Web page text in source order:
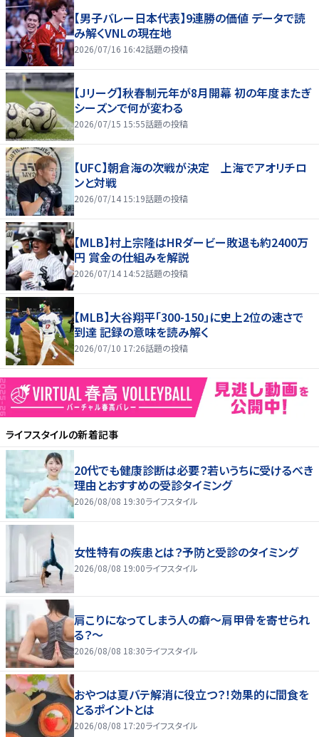
【男子バレー日本代表】9連勝の価値 データで読
み解くVNLの現在地
2026/07/16 16:42話題の投稿
【Jリーグ】秋春制元年が8月開幕 初の年度またぎ
シーズンで何が変わる
2026/07/15 15:55話題の投稿
【UFC】朝倉海の次戦が決定 上海でアオリチロ
ンと対戦
2026/07/14 15:19話題の投稿
【MLB】村上宗隆はHRダービー敗退も約2400万
円 賞金の仕組みを解説
2026/07/14 14:52話題の投稿
【MLB】大谷翔平「300-150」に史上2位の速さで
到達 記録の意味を読み解く
2026/07/10 17:26話題の投稿
ライフスタイルの新着記事
20代でも健康診断は必要？若いうちに受けるべき
理由とおすすめの受診タイミング
2026/08/08 19:30ライフスタイル
女性特有の疾患とは？予防と受診のタイミング
2026/08/08 19:00ライフスタイル
肩こりになってしまう人の癖～肩甲骨を寄せられ
る？～
2026/08/08 18:30ライフスタイル
おやつは夏バテ解消に役立つ？！効果的に間食を
とるポイントとは
2026/08/08 17:20ライフスタイル